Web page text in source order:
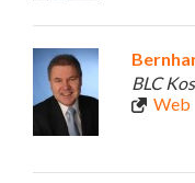
BLC
Web